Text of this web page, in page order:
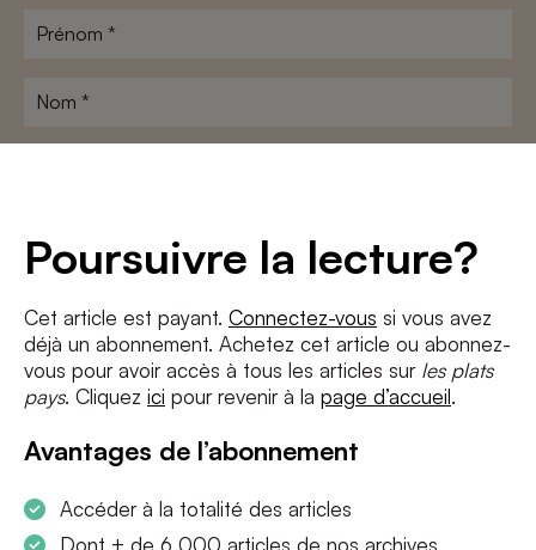
Poursuivre la lecture?
Cet article est payant. Connectez-vous si vous avez
déjà un abonnement. Achetez cet article ou abonnez-
vous pour avoir accès à tous les articles sur les plats
pays. Cliquez ici pour revenir à la page d’accueil.
Avantages de l’abonnement
Accéder à la totalité des articles
Dont + de 6 000 articles de nos archives
Prénom
Nom
J'accepte les termes et conditions etla politique de confidentialité
S'INSCRIRE